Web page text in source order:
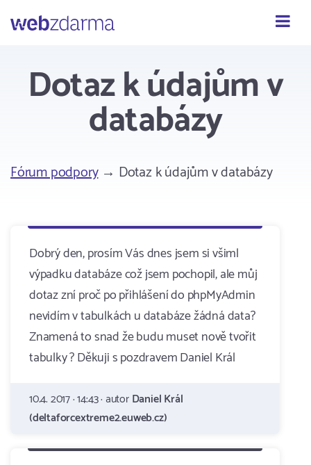
Webzdarma
Dotaz k údajům v
databázy
Fórum podpory→ Dotaz k údajům v databázy
Dobrý den, prosím Vás dnes jsem si všiml
výpadku databáze což jsem pochopil, ale můj
dotaz zní proč po přihlášení do phpMyAdmin
nevidím v tabulkách u databáze žádná data?
Znamená to snad že budu muset nově tvořit
tabulky ? Děkuji s pozdravem Daniel Král
10.4. 2017 · 14:43 · autorDaniel Král
(deltaforcextreme2.euweb.cz)